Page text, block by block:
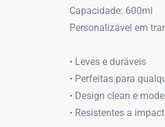
Capacidade: 600ml
Personalizável em
• Leves e duráveis
• Perfeitas para
• Design clean e
• Resistentes a